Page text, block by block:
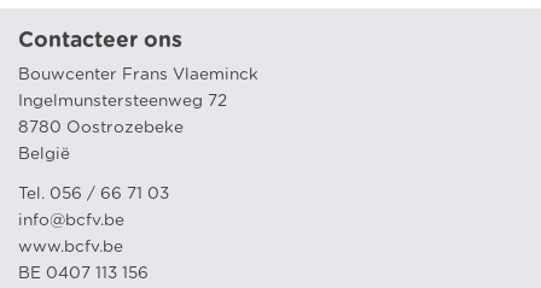
Contacteer ons
Bouwcenter Frans Vlaeminck
Ingelmunstersteenweg 72
8780 Oostrozebeke
België
Tel. 056 / 66 71 03
info@bcfv.be
www.bcfv.be
BE 0407 113 156